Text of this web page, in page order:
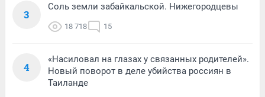
3
Соль земли забайкальской. Нижегородцевы
18 718 15
4
«Насиловал на глазах у связанных родителей».
Новый поворот в деле убийства россиян в
Таиланде